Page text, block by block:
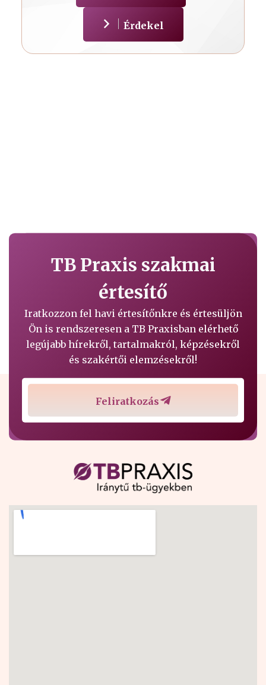
Érdekel
TB Praxis szakmai
értesítő
Iratkozzon fel havi értesítőnkre és értesüljön
Ön is rendszeresen a TB Praxisban elérhető
legújabb hírekről, tartalmakról, képzésekről
és szakértői elemzésekről!
Feliratkozás